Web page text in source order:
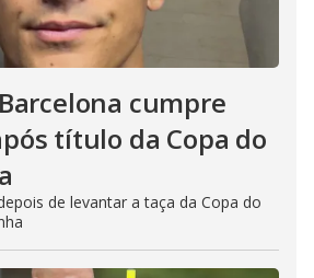
cumpre
título da Copa do
de levantar a taça da Copa do